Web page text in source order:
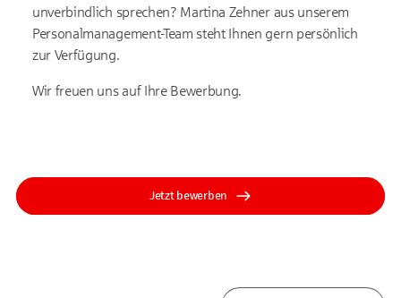
unverbindlich sprechen? Martina Zehner aus unserem
Personalmanagement-Team steht Ihnen gern persönlich
zur Verfügung.
Wir freuen uns auf Ihre Bewerbung.
Jetzt bewerben